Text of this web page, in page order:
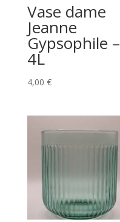
Vase dame
Jeanne
Gypsophile –
4L
4,00 €